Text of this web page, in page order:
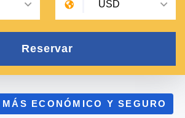
ECONÓMICO Y SEGURO
Reservar